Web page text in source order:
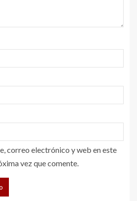
correo electrónico y web en este
vez que comente.